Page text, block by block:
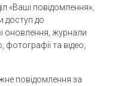
«Ваші повідомлення»,
доступ до
оновлення, журнали
фотографії та відео,
повідомлення за